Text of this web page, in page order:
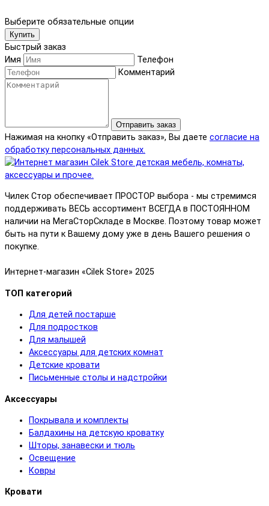
Выберите обязательные опции
Купить
Быстрый заказ
Имя
Телефон
Комментарий
Отправить заказ
Нажимая на кнопку «Отправить заказ», Вы даете согласие на
обработку персональных данных.
Чилек Стор обеспечивает ПРОСТОР выбора - мы стремимся
поддерживать ВЕСЬ ассортимент ВСЕГДА в ПОСТОЯННОМ
наличии на МегаСторСкладе в Москве. Поэтому товар может
быть на пути к Вашему дому уже в день Вашего решения о
покупке.
Интернет-магазин «Cilek Store» 2025
ТОП категорий
Для детей постарше
Для подростков
Для малышей
Аксессуары для детских комнат
Детские кровати
Письменные столы и надстройки
Аксессуары
Покрывала и комплекты
Балдахины на детскую кроватку
Шторы, занавески и тюль
Освещение
Ковры
Кровати